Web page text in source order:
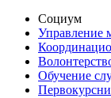
Социум
Управление
Обучение